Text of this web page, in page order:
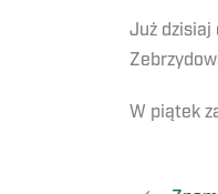
Już dzisiaj
W piątek